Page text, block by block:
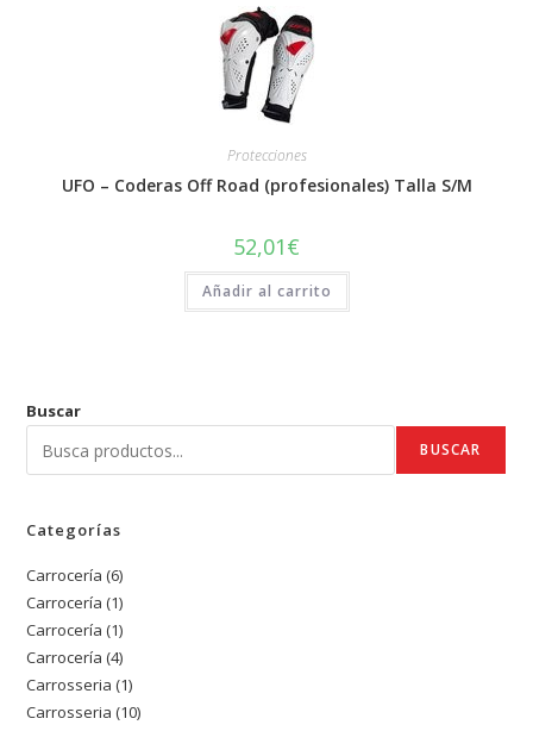
Protecciones
UFO – Coderas Off Road (profesionales) Talla S/M
52,01€
Añadir al carrito
Buscar
BUSCAR
Categorías
Carrocería 66
productos
Carrocería 11
producto
Carrocería 11
producto
Carrocería 44
productos
Carrosseria 11
producto
Carrosseria 1010